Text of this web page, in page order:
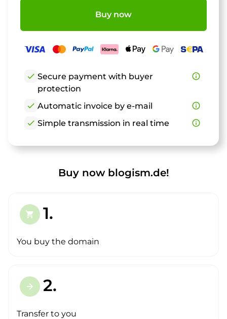
Buy now
check Secure payment with buyer
protection
info_outline
check Automatic invoice by e-mail
info_outline
check Simple transmission in real time info_outline
Buy now blogism.de!
shopping_cart 1.
You buy the domain
arrow_forward 2.
Transfer to you